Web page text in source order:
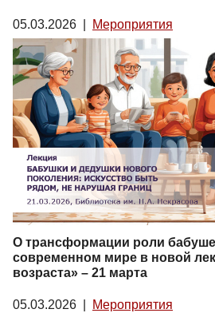
05.03.2026 Мероприятия
О трансформации роли
современном мире в новой
возраста» – 21 марта
05.03.2026 Мероприятия